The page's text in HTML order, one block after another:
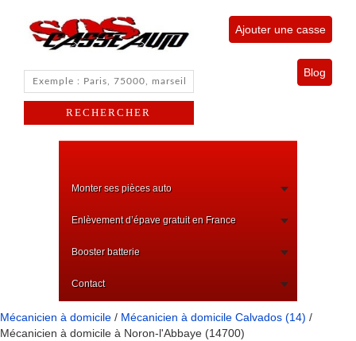
Ajouter une casse
Blog
Monter ses pièces auto
Enlèvement d’épave gratuit en France
Booster batterie
Contact
Mécanicien à domicile / Mécanicien à domicile Calvados (14) /
Mécanicien à domicile à Noron-l'Abbaye (14700)